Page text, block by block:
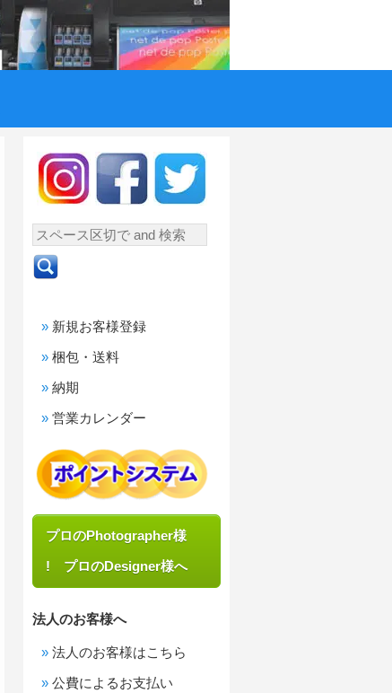
新規お客様登録
梱包・送料
納期
営業カレンダー
プロのPhotographer様
! プロのDesigner様へ
法人のお客様へ
法人のお客様はこちら
公費によるお支払い